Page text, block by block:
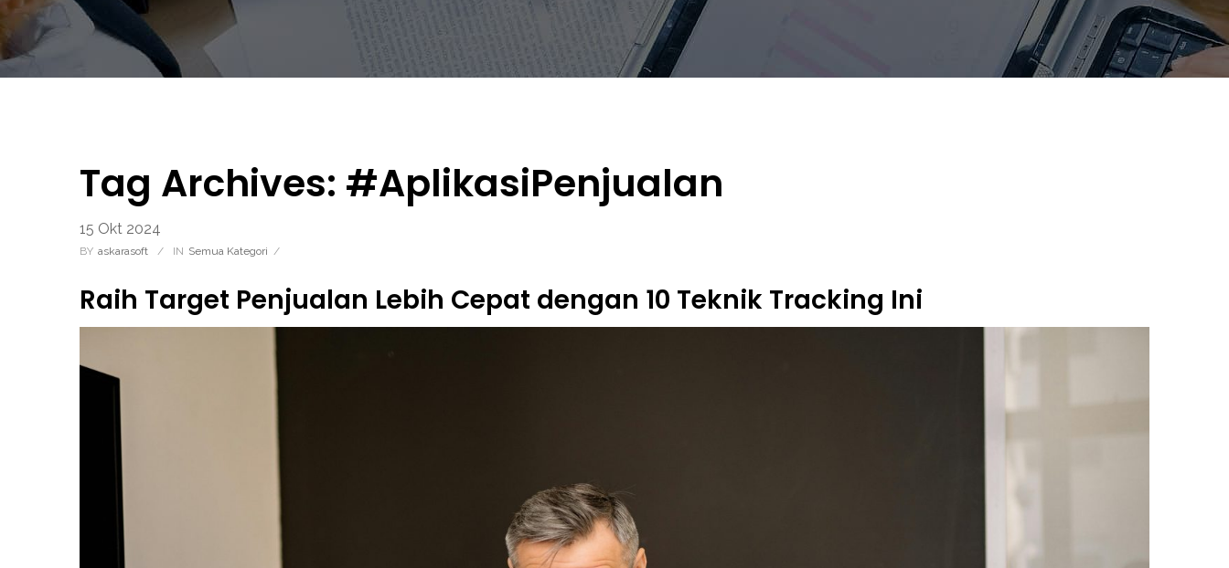
Tag Archives: #AplikasiPenjualan
15 Okt 2024
BY Askarasoft / IN Semua Kategori /
Raih Target Penjualan Lebih Cepat dengan 10 Teknik Tracking Ini